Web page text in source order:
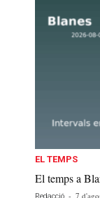
EL TEMPS
El temps a
- 7